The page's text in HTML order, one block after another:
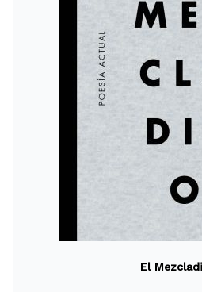
El